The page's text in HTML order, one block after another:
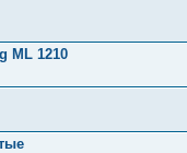
ML 1210